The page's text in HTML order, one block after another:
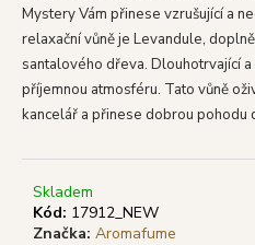
Mystery Vám přinese vzrušující a
relaxační vůně je Levandule,
santalového dřeva. Dlouhotrvající a
příjemnou atmosféru. Tato vůně
kancelář a přinese dobrou pohodu
Skladem
Kód: 17912_NEW
Značka: Aromafume
D
o
p
u